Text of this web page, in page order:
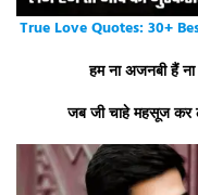
True Love Quotes: 30+
हम ना अजनबी हैं
जब जी चाहे महसूज कर